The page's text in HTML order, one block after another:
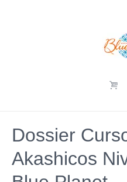
Dossier
Akashicos